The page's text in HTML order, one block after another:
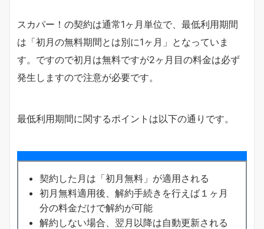
スカパー！の契約は通常1ヶ月単位で、最低利用期間
は「初月の無料期間とは別に1ヶ月」となっていま
す。ですので初月は無料ですが2ヶ月目の料金は必ず
発生しますので注意が必要です。
最低利用期間に関するポイントは以下の通りです。
契約した月は「初月無料」が適用される
初月無料適用後、解約手続きを行えば１ヶ月
分の料金だけで解約が可能
解約しない場合、翌月以降は自動更新される